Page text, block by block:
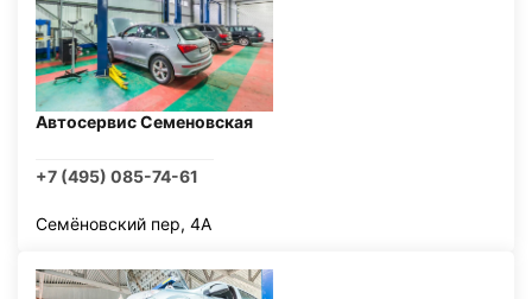
Автосервис Семеновская
+7 (495) 085-74-61
Семёновский пер, 4А